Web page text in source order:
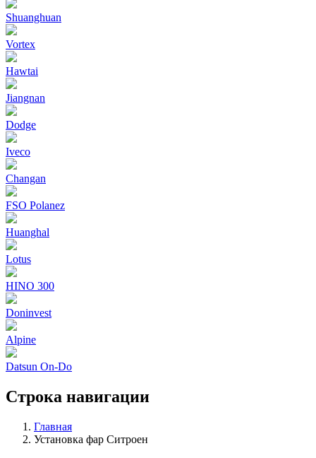
Shuanghuan
Vortex
Hawtai
Jiangnan
Dodge
Iveco
Changan
FSO Polanez
Huanghal
Lotus
HINO 300
Doninvest
Alpine
Datsun On-Do
Строка навигации
Главная
Установка фар Ситроен